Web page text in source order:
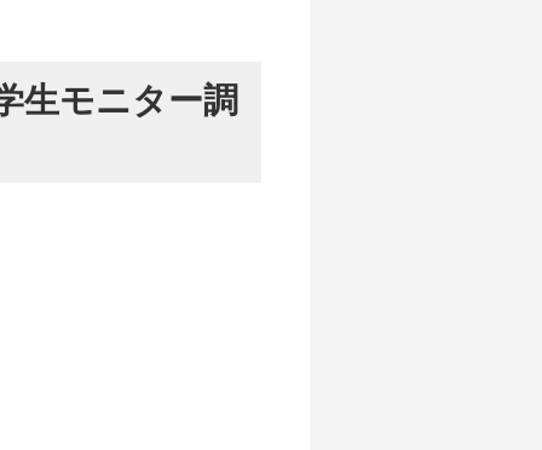
生モニター調